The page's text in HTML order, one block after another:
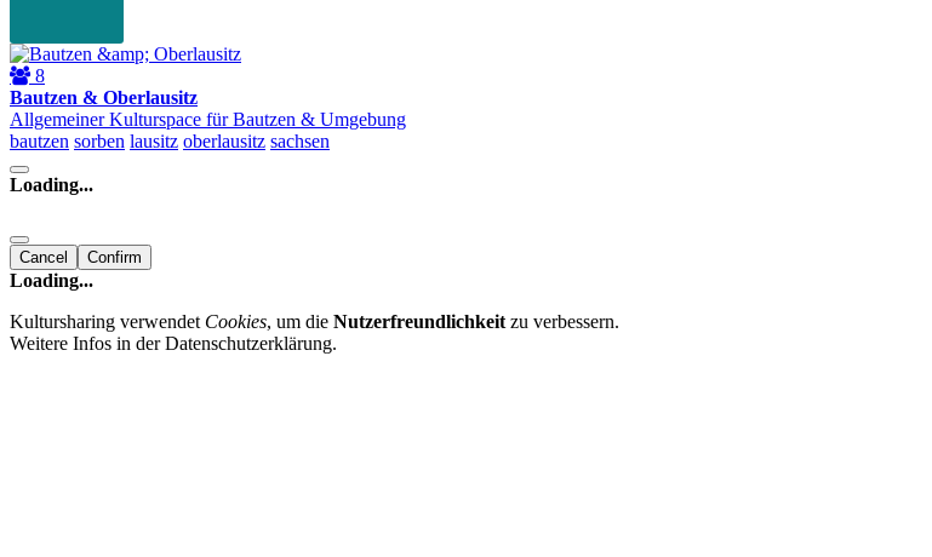
8
Bautzen & Oberlausitz
Allgemeiner Kulturspace für Bautzen & Umgebung
bautzen sorben lausitz oberlausitz sachsen
Loading...
Cancel Confirm
Loading...
Kultursharing verwendet Cookies, um die Nutzerfreundlichkeit zu verbessern.
Weitere Infos in der Datenschutzerklärung.